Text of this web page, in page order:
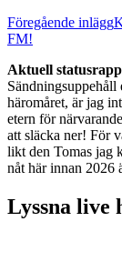
Föregående inlägg
FM!
Aktuell
Sändningsuppehåll
häromåret, är jag
etern för
att släcka ner! För
likt den Tomas jag
nåt här innan 2026
Lyssna live